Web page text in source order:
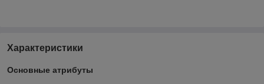
Характеристики
Основные атрибуты